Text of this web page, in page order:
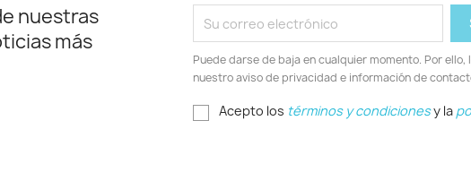
nuestras
más
Puede darse de baja en cualquier momento. Por ello,
nuestro aviso de privacidad e información de
Acepto los términos y condicionesy la